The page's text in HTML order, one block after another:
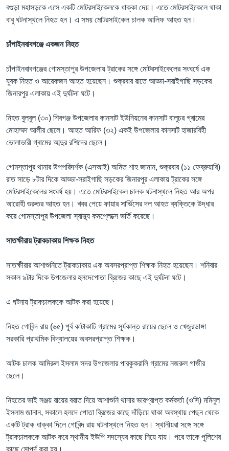
বগুড়া মহাসড়কে এসে একটি মোটরসাইকেলকে ধাক্কা দেয়। এতে মোটরসাইকেলে থাকা
বাবু ঘটনাস্থলে নিহত হন। এ সময় মোটরসাইকেল চালক আলিফ আহত হন।
চাঁপাইনবাবগঞ্জে একজন নিহত
চাঁপাইনবাবগঞ্জের গোমস্তাপুর উপজেলায় ট্রাকের সঙ্গে মোটরসাইকেলের সংঘর্ষে এক
যুবক নিহত ও আরেকজন আহত হয়েছেন। শুক্রবার রাতে আড্ডা-সরাইগাছি সড়কের
জিনারপুর এলাকায় এই দুর্ঘটনা ঘটে।
নিহত বুলবুল (৩০) শিবগঞ্জ উপজেলার কানসাট ইউনিয়নের কানসাট বালুচর গ্ৰামের
মোহাম্মদ আলীর ছেলে। আহত আরিফ (৩২) একই উপজেলার কানসাট হাজারবিহী
ভোলাভারী গ্ৰামের আব্দুর রশিদের ছেলে।
গোমস্তাপুর থানার উপপরিদর্শক (এসআই) অমিত শাহ জানান, শুক্রবার (১১ ফেব্রুয়ারি)
রাত সাড়ে ৮টার দিকে আড্ডা-সরাইগাছি সড়কের জিনারপুর এলাকায় ট্রাকের সঙ্গে
মোটরসাইকেলের সংঘর্ষ হয়। এতে মোটরসাইকেল চালক ঘটনাস্থলে নিহত আর অপর
আরোহী গুরুতর আহত হন। খবর পেয়ে ফায়ার সার্ভিসের দল আহত ব্যক্তিকে উদ্ধার
করে গোমস্তাপুর উপজেলা স্বাস্থ্য কমপ্লেক্সে ভর্তি করেছে।
সাতক্ষীরায় ট্রাকচাকায় শিক্ষক নিহত
সাতক্ষীরার আশাশুনিতে ট্রাকচাকায় এক অবসরপ্রাপ্ত শিক্ষক নিহত হয়েছেন। শনিবার
সকাল ৯টার দিকে উপজেলার হলদেপোতা ব্রিজের কাছে এই দুর্ঘটনা ঘটে।
এ ঘটনায় ট্রাকচালককে আটক করা হয়েছে।
নিহত গোবিন্দ রায় (৬৫) পূর্ব কাটাকাটি গ্রামের সূর্যকান্ত রায়ের ছেলে ও খেজুরডাঙ্গা
সরকারি প্রাথমিক বিদ্যালয়ের অবসরপ্রাপ্ত শিক্ষক।
আটক চালক আমিরুল ইসলাম সদর উপজেলার পারকুকরালি গ্রামের নজরুল গাজীর
ছেলে।
নিহতের ভাই সঞ্জয় রায়ের বরাত দিয়ে আশাশুনি থানার ভারপ্রাপ্ত কর্মকর্তা (ওসি) মমিনুল
ইসলাম জানান, সকালে হলদে পোতা ব্রিজের কাছে দাঁড়িয়ে থাকা অবস্থায় পেছন থেকে
একটি ট্রাক ধাক্কা দিলে গোবিন্দ রায় ঘটনাস্থলে নিহত হন। স্থানীয়রা সঙ্গে সঙ্গে
ট্রাকচালককে আটক করে স্থানীয় ইউপি সদস্যের কাছে নিয়ে যায়। পরে তাকে পুলিশের
কাছে সোপর্দ করা হয়।